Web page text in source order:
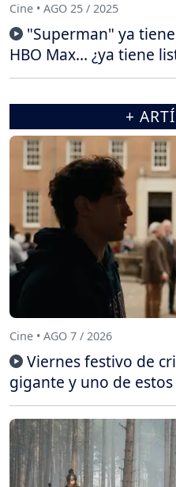
Cine • AGO 25 / 2025
"Superman" ya
HBO Max… ¿ya tiene
+
Cine • AGO 7 / 2026
Viernes festivo de
gigante y uno de